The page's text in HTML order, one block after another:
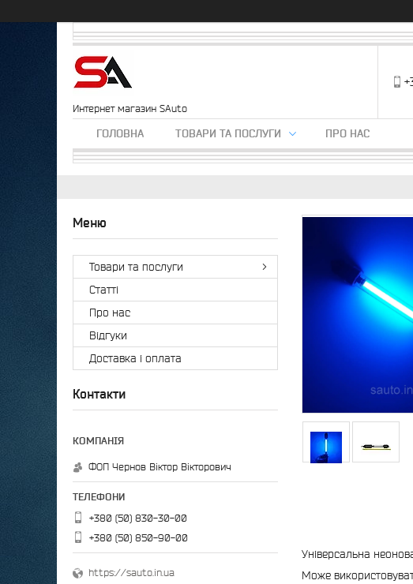
Интернет магазин SAuto
ГОЛОВНА ТОВАРИ ТА ПОСЛУГИ ПРО НАС
Універсальна
Може
Товари та послуги
Статті
Про нас
Відгуки
Доставка і оплата
Контакти
ФОП Чернов Віктор Вікторович
+380 (50) 830-30-00
+380 (50) 850-90-00
https://sauto.in.ua